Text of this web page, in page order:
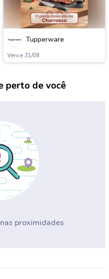
Tupperware
Vence 31/08
perto de você
proximidades